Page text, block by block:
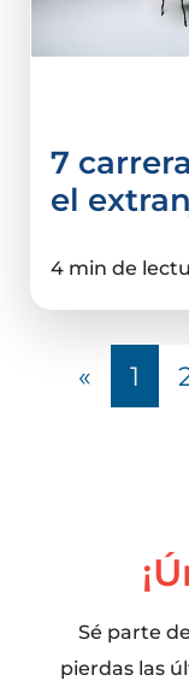
7
el
4 min de
« 1
Sé parte
pierdas las